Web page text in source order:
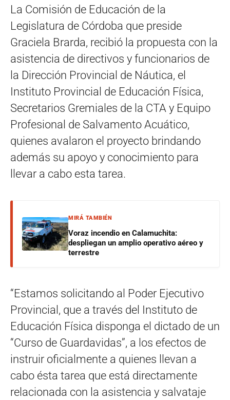
La Comisión de Educación de la
Legislatura de Córdoba que preside
Graciela Brarda, recibió la propuesta con la
asistencia de directivos y funcionarios de
la Dirección Provincial de Náutica, el
Instituto Provincial de Educación Física,
Secretarios Gremiales de la CTA y Equipo
Profesional de Salvamento Acuático,
quienes avalaron el proyecto brindando
además su apoyo y conocimiento para
llevar a cabo esta tarea.
MIRÁ TAMBIÉN
Voraz incendio en Calamuchita:
despliegan un amplio operativo aéreo y
terrestre
“Estamos solicitando al Poder Ejecutivo
Provincial, que a través del Instituto de
Educación Física disponga el dictado de un
“Curso de Guardavidas”, a los efectos de
instruir oficialmente a quienes llevan a
cabo ésta tarea que está directamente
relacionada con la asistencia y salvataje